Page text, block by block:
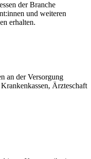
der Branche
und weiteren
erhalten.
an der Versorgung
Ärzteschaft